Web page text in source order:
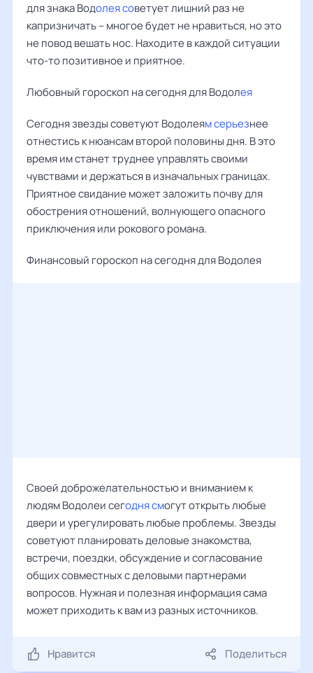
для знака Водолея советует лишний раз не
капризничать – многое будет не нравиться, но это
не повод вешать нос. Находите в каждой ситуации
что-то позитивное и приятное.
Любовный гороскоп на сегодня для Водолея
Сегодня звезды советуют Водолеям серьезнее
отнестись к нюансам второй половины дня. В это
время им станет труднее управлять своими
чувствами и держаться в изначальных границах.
Приятное свидание может заложить почву для
обострения отношений, волнующего опасного
приключения или рокового романа.
Финансовый гороскоп на сегодня для Водолея
Своей доброжелательностью и вниманием к
людям Водолеи сегодня смогут открыть любые
двери и урегулировать любые проблемы. Звезды
советуют планировать деловые знакомства,
встречи, поездки, обсуждение и согласование
общих совместных с деловыми партнерами
вопросов. Нужная и полезная информация сама
может приходить к вам из разных источников.
Нравится Поделиться